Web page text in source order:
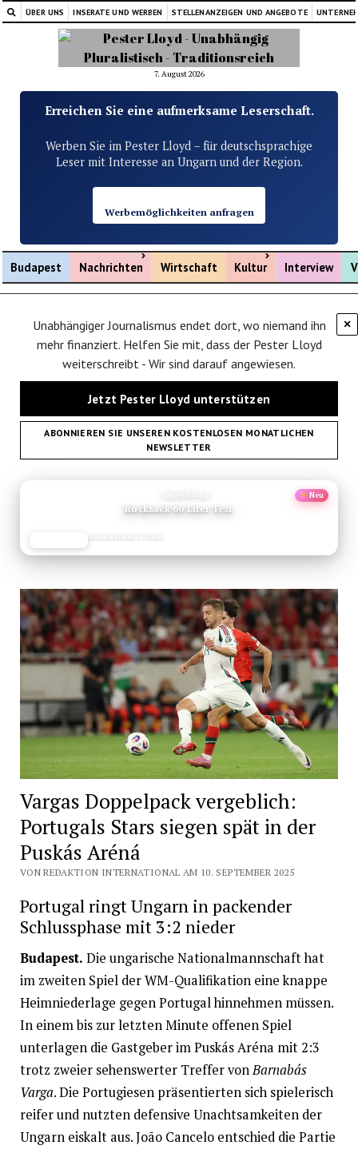
ÜBER UNS INSERATE UND WERBEN STELLENANZEIGEN UND ANGEBOTE
7. August 2026
Erreichen Sie eine aufmerksame Leserschaft.
Werben Sie im Pester Lloyd – für deutschsprachige
Leser mit Interesse an Ungarn und der Region.
Werbemöglichkeiten anfragen
Budapest Nachrichten
Menü öffnen
Wirtschaft Kultur
Menü öffnen
Interview
×
Unabhängiger Journalismus endet dort, wo niemand ihn
mehr finanziert. Helfen Sie mit, dass der Pester Lloyd
weiterschreibt - Wir sind darauf angewiesen.
Jetzt Pester Lloyd unterstützen
ABONNIEREN SIE UNSEREN KOSTENLOSEN MONATLICHEN
NEWSLETTER
Neu
Rucksack 60 Liter Test
Vargas Doppelpack vergeblich:
Portugals Stars siegen spät in der
Puskás Aréná
VON REDAKTION INTERNATIONAL AM 10. SEPTEMBER 2025
Portugal ringt Ungarn in packender
Schlussphase mit 3:2 nieder
Budapest. Die ungarische Nationalmannschaft hat
im zweiten Spiel der WM-Qualifikation eine knappe
Heimniederlage gegen Portugal hinnehmen müssen.
In einem bis zur letzten Minute offenen Spiel
unterlagen die Gastgeber im Puskás Aréna mit 2:3
trotz zweier sehenswerter Treffer vonBarnabás
Varga. Die Portugiesen präsentierten sich spielerisch
reifer und nutzten defensive Unachtsamkeiten der
Ungarn eiskalt aus. João Cancelo entschied die Partie